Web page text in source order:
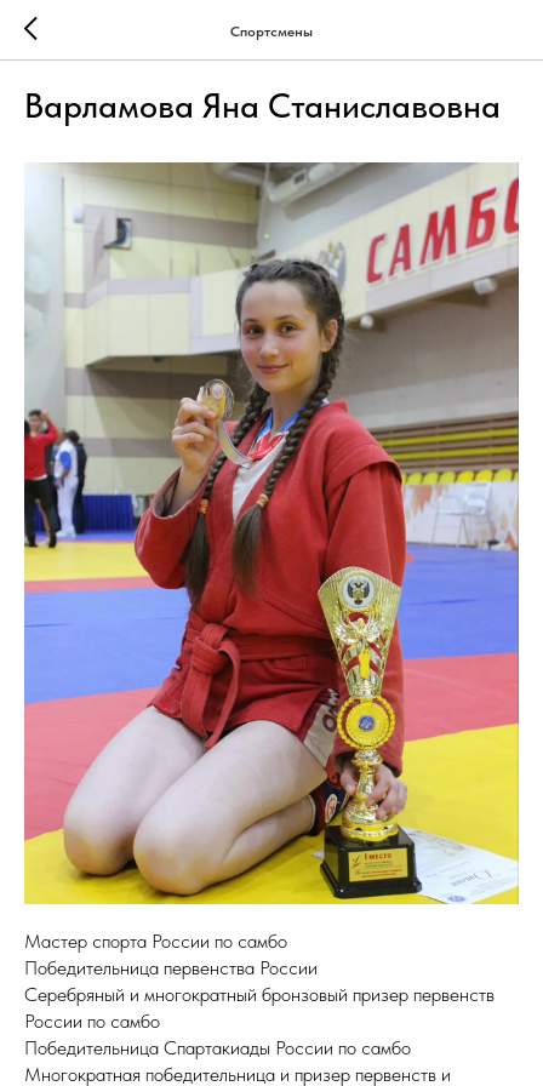
Спортсмены
Варламова Яна Станиславовна
Мастер спорта России по самбо
Победительница первенства России
Серебряный и многократный бронзовый призер первенств
России по самбо
Победительница Спартакиады России по самбо
Многократная победительница и призер первенств и